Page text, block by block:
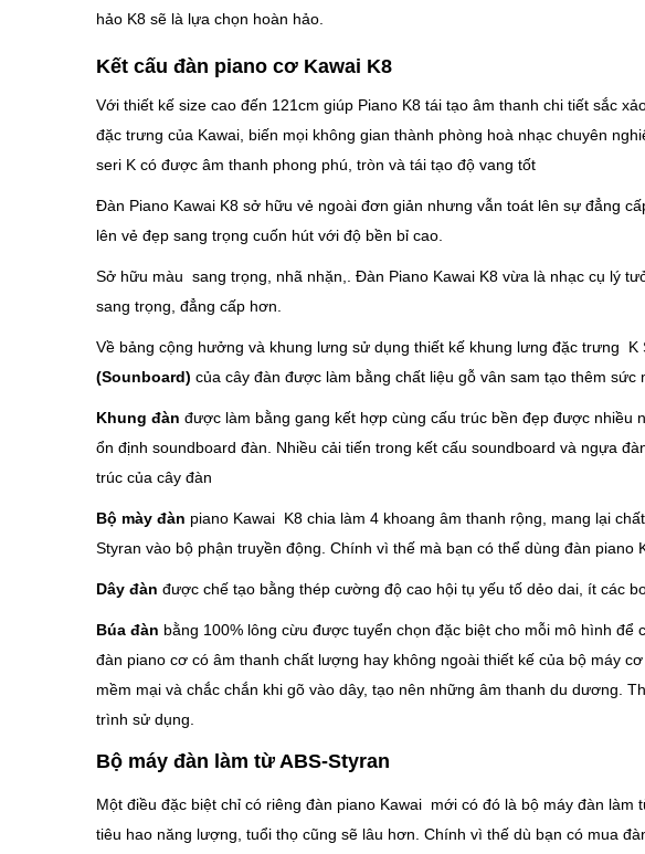
hảo K8 sẽ là lựa chọn hoàn hảo.
Kết cấu đàn piano cơ Kawai K8
Với thiết kế size cao đến 121cm giúp Piano K8 tái tạo âm thanh chi tiết sắc
đặc trưng của Kawai, biến mọi không gian thành phòng hoà nhạc chuyên
seri K có được âm thanh phong phú, tròn và tái tạo độ vang tốt
Đàn Piano Kawai K8 sở hữu vẻ ngoài đơn giản nhưng vẫn toát lên sự đẳng
lên vẻ đẹp sang trọng cuốn hút với độ bền bỉ cao.
Sở hữu màu sang trọng, nhã nhặn,. Đàn Piano Kawai K8 vừa là nhạc cụ lý
sang trọng, đẳng cấp hơn.
Về bảng cộng hưởng và khung lưng sử dụng thiết kế khung lưng đặc trưng
(Sounboard) của cây đàn được làm bằng chất liệu gỗ vân sam tạo thêm
Khung đàn được làm bằng gang kết hợp cùng cấu trúc bền đẹp được nhiều
ổn định soundboard đàn. Nhiều cải tiến trong kết cấu soundboard và ngựa
trúc của cây đàn
Bộ mày đàn piano Kawai K8 chia làm 4 khoang âm thanh rộng, mang lại
Styran vào bộ phận truyền động. Chính vì thế mà bạn có thể dùng đàn piano
Dây đàn được chế tạo bằng thép cường độ cao hội tụ yếu tố dẻo dai, ít các
Búa đàn bằng 100% lông cừu được tuyển chọn đặc biệt cho mỗi mô hình
đàn piano cơ có âm thanh chất lượng hay không ngoài thiết kế của bộ máy
mềm mại và chắc chắn khi gõ vào dây, tạo nên những âm thanh du dương.
trình sử dụng.
Bộ máy đàn làm từ ABS-Styran
Một điều đặc biệt chỉ có riêng đàn piano Kawai mới có đó là bộ máy đàn
tiêu hao năng lượng, tuổi thọ cũng sẽ lâu hơn. Chính vì thế dù bạn có mua